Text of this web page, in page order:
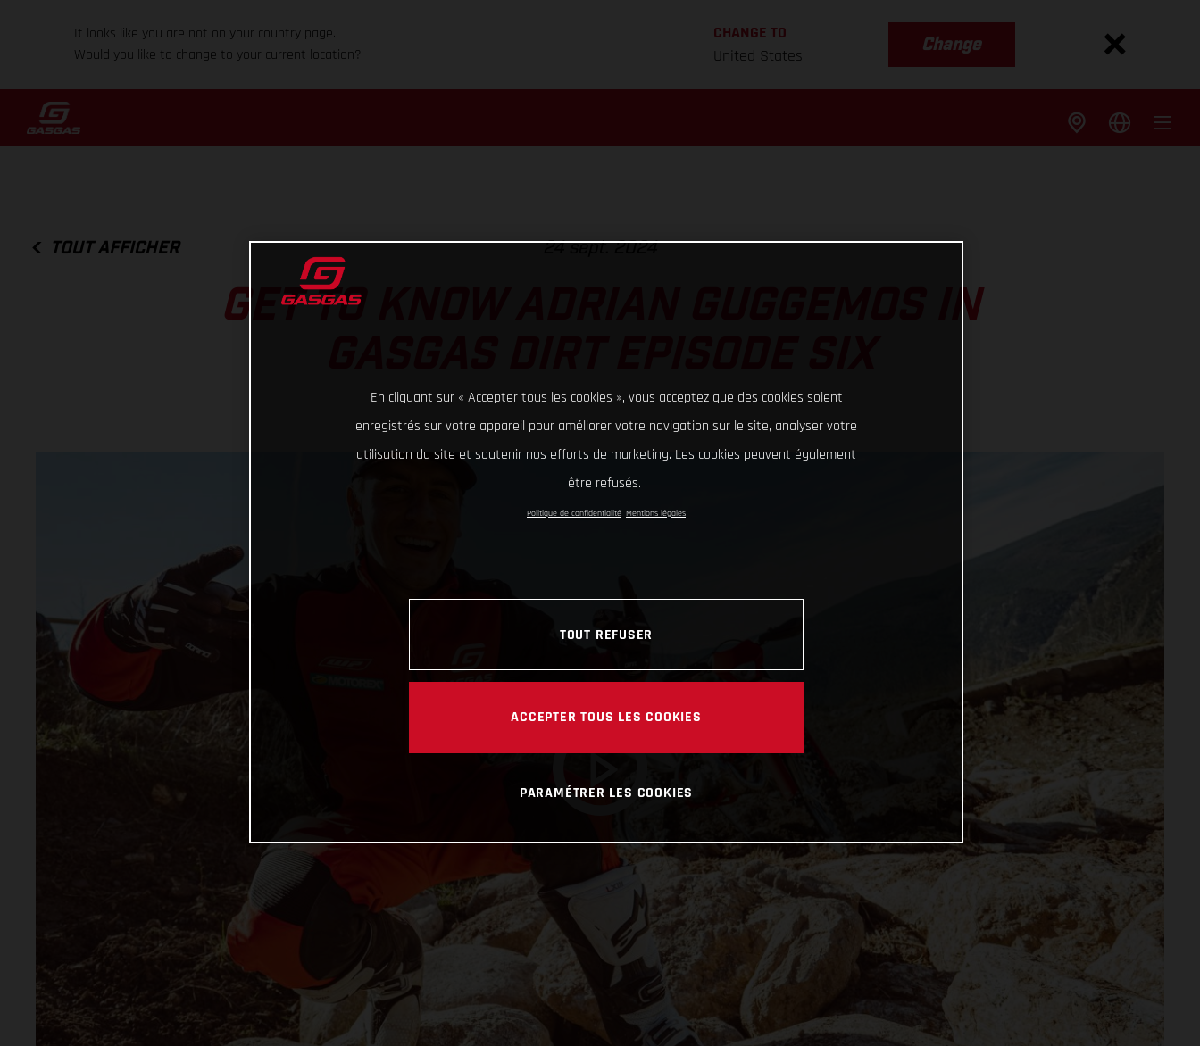
It looks like you are not on your country page.
Would you like to change to your current location?
CHANGE TO
United States
Change
TOUT AFFICHER 24 sept. 2024
GET TO KNOW ADRIAN GUGGEMOS IN
En cliquant sur « Accepter tous les cookies », vous acceptez que des cookies soient
enregistrés sur votre appareil pour améliorer votre navigation sur le site, analyser votre
utilisation du site et soutenir nos efforts de marketing. Les cookies peuvent également
être refusés.
Politique de confidentialité Mentions légales
TOUT REFUSER
ACCEPTER TOUS LES COOKIES
PARAMÉTRER LES COOKIES